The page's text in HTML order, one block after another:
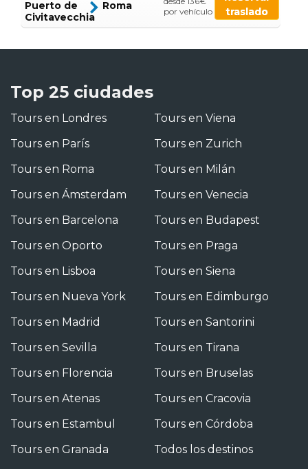
Puerto de
Civitavecchia
Roma
por vehículo
traslado
Top 25 ciudades
Tours en Londres
Tours en París
Tours en Roma
Tours en Ámsterdam
Tours en Barcelona
Tours en Oporto
Tours en Lisboa
Tours en Nueva York
Tours en Madrid
Tours en Sevilla
Tours en Florencia
Tours en Atenas
Tours en Estambul
Tours en Granada
Tours en Viena
Tours en Zurich
Tours en Milán
Tours en Venecia
Tours en Budapest
Tours en Praga
Tours en Siena
Tours en Edimburgo
Tours en Santorini
Tours en Tirana
Tours en Bruselas
Tours en Cracovia
Tours en Córdoba
Todos los destinos